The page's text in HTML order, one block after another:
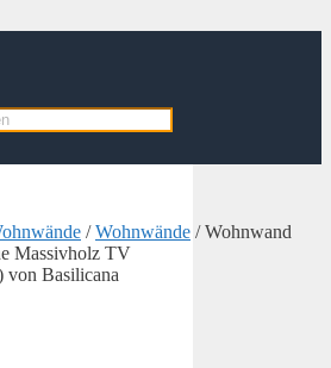
/Wohnwände / Wohnwand
Massivholz TV
Basilicana